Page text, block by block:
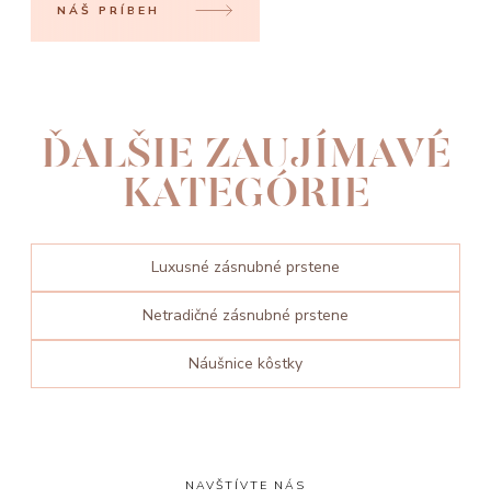
NÁŠ PRÍBEH
ĎALŠIE ZAUJÍMAVÉ
KATEGÓRIE
Luxusné zásnubné prstene
Netradičné zásnubné prstene
Náušnice kôstky
NAVŠTÍVTE NÁS